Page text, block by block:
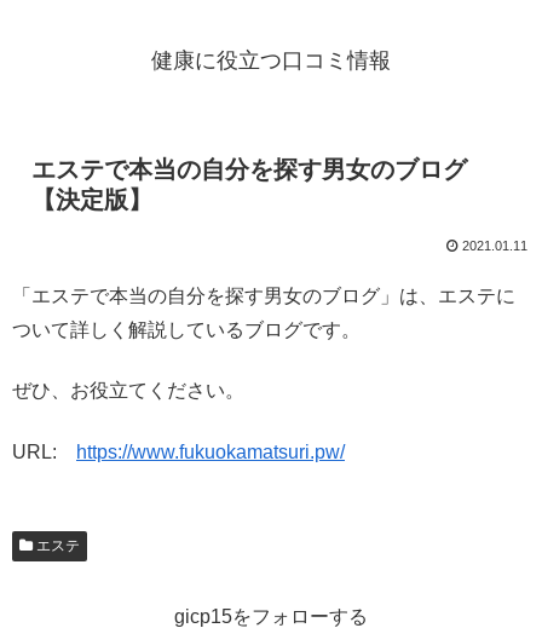
健康に役立つ口コミ情報
エステで本当の自分を探す男女のブログ
【決定版】
2021.01.11
「エステで本当の自分を探す男女のブログ」は、エステに
ついて詳しく解説しているブログです。
ぜひ、お役立てください。
URL: https://www.fukuokamatsuri.pw/
エステ
gicp15をフォローする